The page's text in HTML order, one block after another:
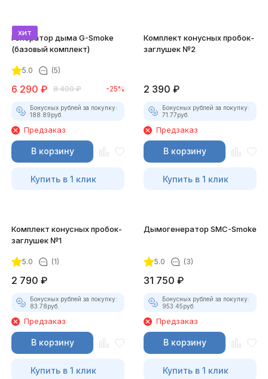
хит
Генератор дыма G-Smoke
(базовый комплект)
5.0 (5)
6 290 ₽ 8 400 ₽ -25%
Бонусных рублей за покупку:
188.89руб.
Предзаказ
В корзину
Купить в 1 клик
Комплект конусных пробок-
заглушек №2
2 390 ₽
Бонусных рублей за покупку:
71.77руб.
Предзаказ
В корзину
Купить в 1 клик
Комплект конусных пробок-
заглушек №1
5.0 (1)
2 790 ₽
Бонусных рублей за покупку:
83.78руб.
Предзаказ
В корзину
Купить в 1 клик
Дымогенератор SMC-Smoke
5.0 (3)
31 750 ₽
Бонусных рублей за покупку:
953.45руб.
Предзаказ
В корзину
Купить в 1 клик